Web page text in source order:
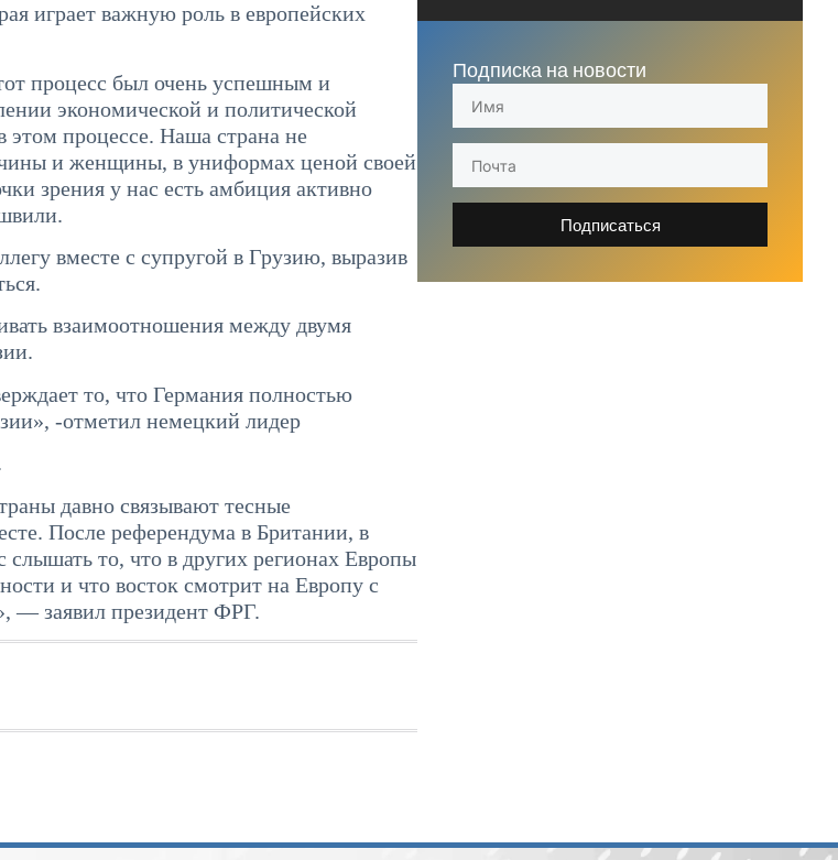
играет важную роль в европейских
процесс был очень успешным и
экономической и политической
этом процессе. Наша страна не
и женщины, в униформах ценой своей
зрения у нас есть амбиция активно
вместе с супругой в Грузию, выразив
взаимоотношения между двумя
то, что Германия полностью
-отметил немецкий лидер
давно связывают тесные
После референдума в Британии, в
слышать то, что в других регионах Европы
и что восток смотрит на Европу с
— заявил президент ФРГ.
Подписка на новости
Подписаться